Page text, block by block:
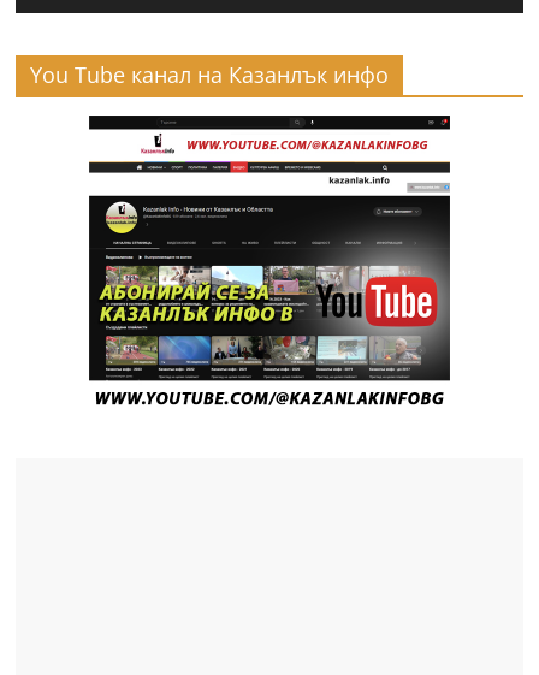
You Tube канал на Казанлък инфо